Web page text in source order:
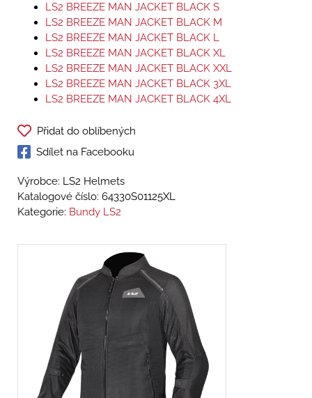
LS2 BREEZE MAN JACKET BLACK S
LS2 BREEZE MAN JACKET BLACK M
LS2 BREEZE MAN JACKET BLACK L
LS2 BREEZE MAN JACKET BLACK XL
LS2 BREEZE MAN JACKET BLACK XXL
LS2 BREEZE MAN JACKET BLACK 3XL
LS2 BREEZE MAN JACKET BLACK 4XL
Přidat do oblíbených
Sdílet na Facebooku
Výrobce: LS2 Helmets
Katalogové číslo: 64330S01125XL
Kategorie: Bundy LS2